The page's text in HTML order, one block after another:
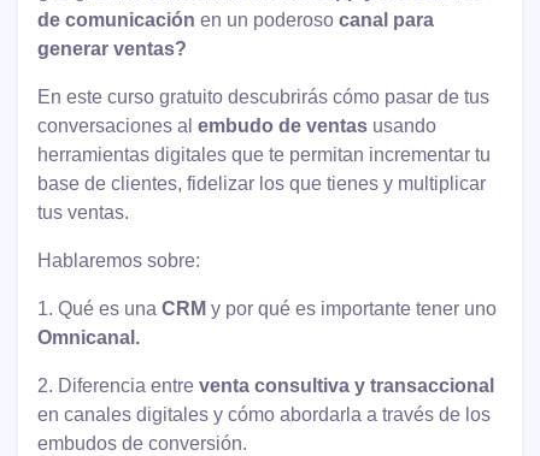
de comunicación en un poderoso canal para
generar ventas?
En este curso gratuito descubrirás cómo pasar de tus
conversaciones al embudo de ventas usando
herramientas digitales que te permitan incrementar tu
base de clientes, fidelizar los que tienes y multiplicar
tus ventas.
Hablaremos sobre:
1. Qué es una CRM y por qué es importante tener uno
Omnicanal.
2. Diferencia entre venta consultiva y transaccional
en canales digitales y cómo abordarla a través de los
embudos de conversión.